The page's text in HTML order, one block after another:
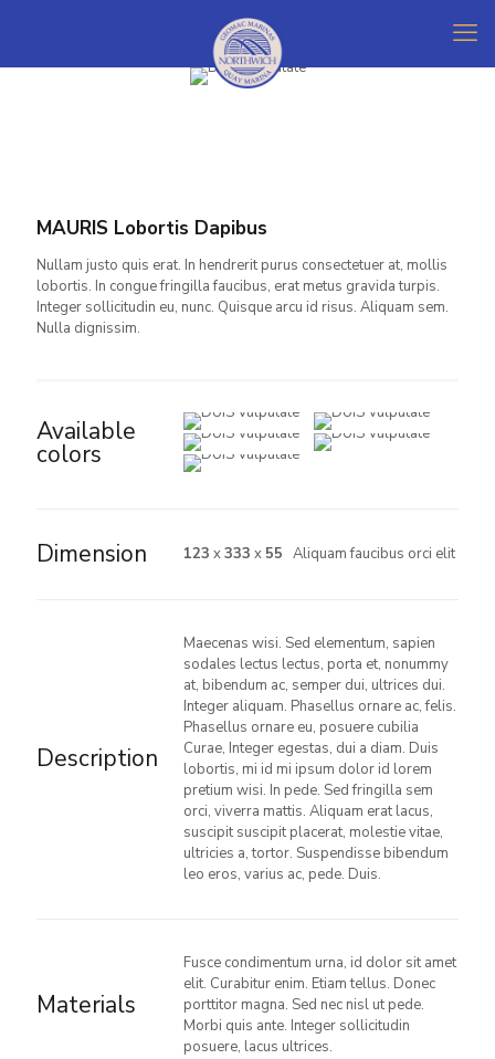
MAURIS Lobortis Dapibus
Nullam justo quis erat. In hendrerit purus consectetuer at, mollis
lobortis. In congue fringilla faucibus, erat metus gravida turpis.
Integer sollicitudin eu, nunc. Quisque arcu id risus. Aliquam sem.
Nulla dignissim.
Available
colors
Dimension 123 x333 x 55 Aliquam faucibus orci elit
Description
Maecenas wisi. Sed elementum, sapien
sodales lectus lectus, porta et, nonummy
at, bibendum ac, semper dui, ultrices dui.
Integer aliquam. Phasellus ornare ac, felis.
Phasellus ornare eu, posuere cubilia
Curae, Integer egestas, dui a diam. Duis
lobortis, mi id mi ipsum dolor id lorem
pretium wisi. In pede. Sed fringilla sem
orci, viverra mattis. Aliquam erat lacus,
suscipit suscipit placerat, molestie vitae,
ultricies a, tortor. Suspendisse bibendum
leo eros, varius ac, pede. Duis.
Materials
Fusce condimentum urna, id dolor sit amet
elit. Curabitur enim. Etiam tellus. Donec
porttitor magna. Sed nec nisl ut pede.
Morbi quis ante. Integer sollicitudin
posuere, lacus ultrices.